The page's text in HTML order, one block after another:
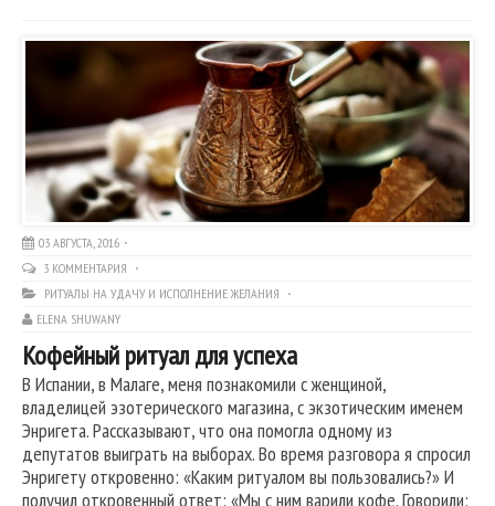
03 АВГУСТА, 2016
3 КОММЕНТАРИЯ
РИТУАЛЫ НА УДАЧУ И ИСПОЛНЕНИЕ ЖЕЛАНИЯ
ELENA SHUWANY
Кофейный ритуал для успеха
В Испании, в Малаге, меня познакомили с женщиной,
владелицей эзотерического магазина, с экзотическим именем
Энригета. Рассказывают, что она помогла одному из
депутатов выиграть на выборах. Во время разговора я спросил
Энригету откровенно: «Каким ритуалом вы пользовались?» И
получил откровенный ответ: «Мы с ним варили кофе. Говорили: